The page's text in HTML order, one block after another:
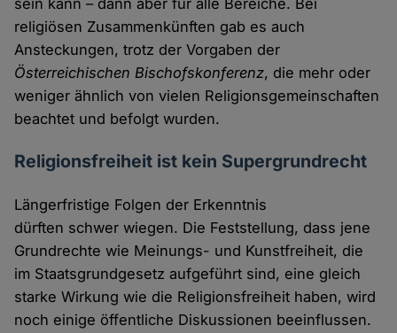
sein kann – dann aber für alle Bereiche. Bei
religiösen Zusammenkünften gab es auch
Ansteckungen, trotz der Vorgaben der
Österreichischen Bischofskonferenz, die mehr oder
weniger ähnlich von vielen Religionsgemeinschaften
beachtet und befolgt wurden.
Religionsfreiheit ist kein Supergrundrecht
Längerfristige Folgen der Erkenntnis
dürften schwer wiegen. Die Feststellung, dass jene
Grundrechte wie Meinungs- und Kunstfreiheit, die
im Staatsgrundgesetz aufgeführt sind, eine gleich
starke Wirkung wie die Religionsfreiheit haben, wird
noch einige öffentliche Diskussionen beeinflussen.